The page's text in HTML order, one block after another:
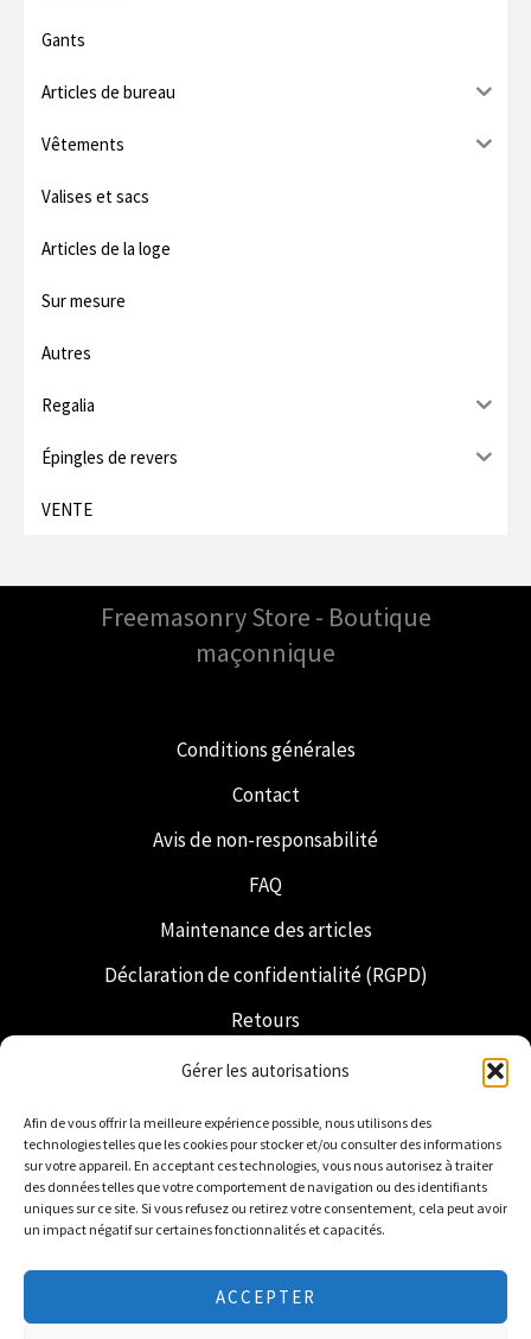
Gérer les autorisations
Afin de vous offrir la meilleure expérience possible, nous utilisons des
technologies telles que les cookies pour stocker et/ou consulter des informations
sur votre appareil. En acceptant ces technologies, vous nous autorisez à traiter
des données telles que votre comportement de navigation ou des identifiants
uniques sur ce site. Si vous refusez ou retirez votre consentement, cela peut avoir
un impact négatif sur certaines fonctionnalités et capacités.
ACCEPTER
Gants
Articles de bureau
Vêtements
Valises et sacs
Articles de la loge
Sur mesure
Autres
Regalia
Épingles de revers
VENTE
Freemasonry Store - Boutique
maçonnique
Conditions générales
Contact
Avis de non-responsabilité
FAQ
Maintenance des articles
Déclaration de confidentialité (RGPD)
Retours
Expédition et livraison
Franc-maçonnerie
Regalia néerlandaise